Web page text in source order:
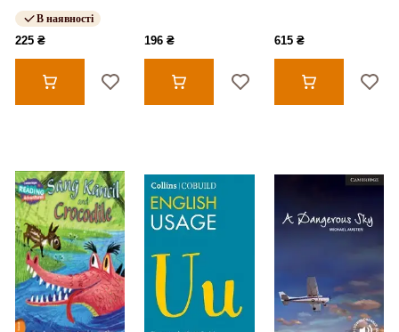
В наявності
225 ₴ 196 ₴ 615 ₴